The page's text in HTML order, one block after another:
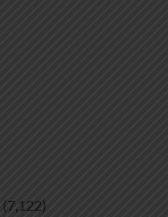
(7,122)